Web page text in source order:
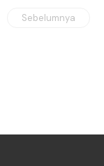
Sebelumnya